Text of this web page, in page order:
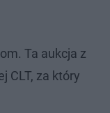
Ta aukcja z
CLT, za który